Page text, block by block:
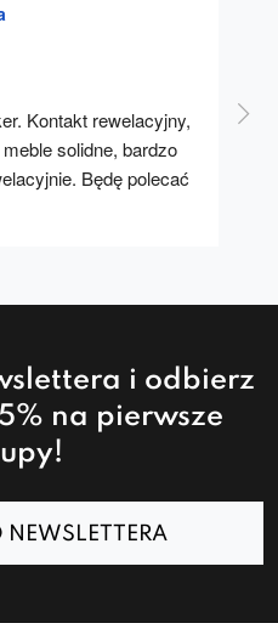
Kontakt rewelacyjny,
solidne, bardzo
Będę polecać
A
i odbierz
na pierwsze